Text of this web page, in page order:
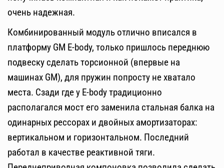
очень надежная.
Комбинированный модуль отлично вписался в
платформу GM E-body, только пришлось переднюю
подвеску сделать торсионной (впервые на
машинах GM), для пружин попросту не хватало
места. Сзади где у E-body традиционно
располагался мост его заменила стальная балка на
одинарных рессорах и двойных амортизаторах:
вертикальном и горизонтальном. Последний
работал в качестве реактивной тяги.